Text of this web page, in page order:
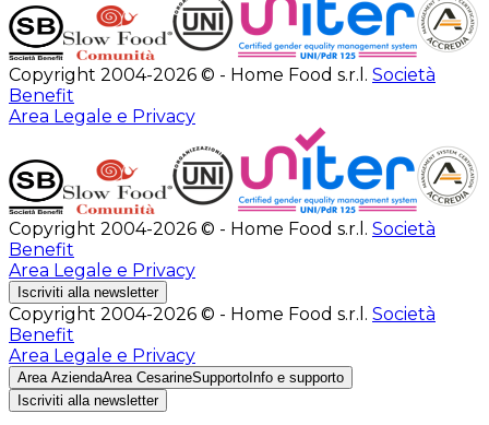
Copyright 2004-2026 © - Home Food s.r.l. Società
Benefit
Area Legale e Privacy
Copyright 2004-2026 © - Home Food s.r.l. Società
Benefit
Area Legale e Privacy
Iscriviti alla newsletter
Copyright 2004-2026 © - Home Food s.r.l. Società
Benefit
Area Legale e Privacy
Area AziendaArea CesarineSupporto Info e supporto
Iscriviti alla newsletter